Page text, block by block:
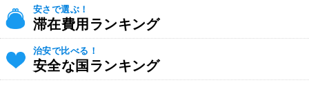
安さで選ぶ！
滞在費用ランキング
治安で比べる！
安全な国ランキング